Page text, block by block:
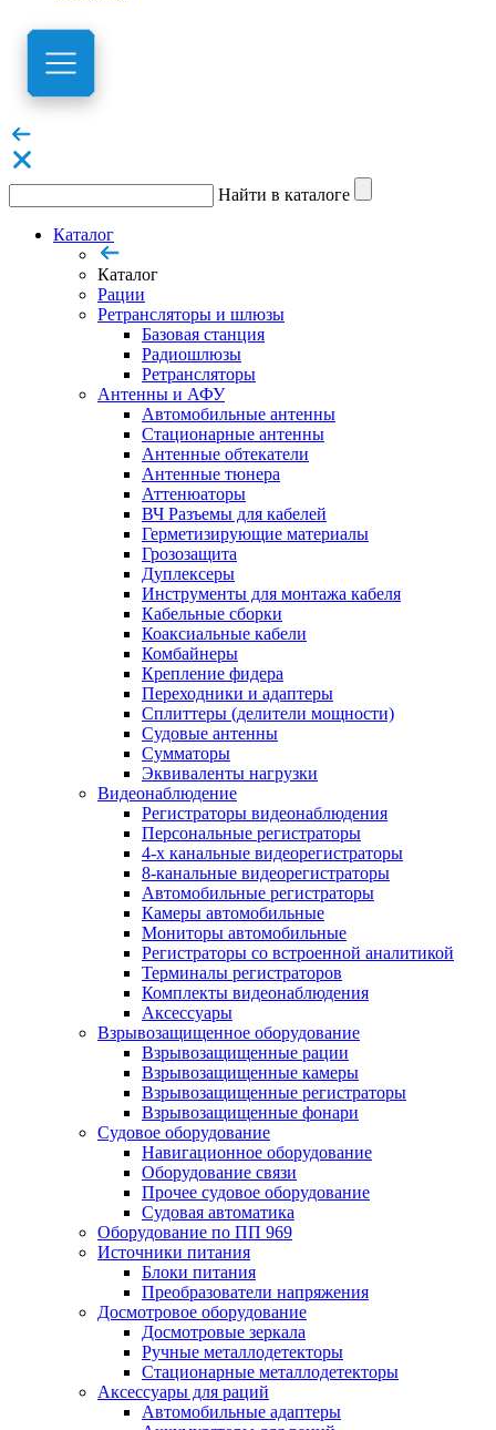
Найти в каталоге
Каталог
Каталог
Рации
Ретрансляторы и шлюзы
Базовая станция
Радиошлюзы
Ретрансляторы
Антенны и АФУ
Автомобильные антенны
Стационарные антенны
Антенные обтекатели
Антенные тюнера
Аттенюаторы
ВЧ Разъемы для кабелей
Герметизирующие материалы
Грозозащита
Дуплексеры
Инструменты для монтажа кабеля
Кабельные сборки
Коаксиальные кабели
Комбайнеры
Крепление фидера
Переходники и адаптеры
Сплиттеры (делители мощности)
Судовые антенны
Сумматоры
Эквиваленты нагрузки
Видеонаблюдение
Регистраторы видеонаблюдения
Персональные регистраторы
4-х канальные видеорегистраторы
8-канальные видеорегистраторы
Автомобильные регистраторы
Камеры автомобильные
Мониторы автомобильные
Регистраторы со встроенной аналитикой
Терминалы регистраторов
Комплекты видеонаблюдения
Аксессуары
Взрывозащищенное оборудование
Взрывозащищенные рации
Взрывозащищенные камеры
Взрывозащищенные регистраторы
Взрывозащищенные фонари
Судовое оборудование
Навигационное оборудование
Оборудование связи
Прочее судовое оборудование
Судовая автоматика
Оборудование по ПП 969
Источники питания
Блоки питания
Преобразователи напряжения
Досмотровое оборудование
Досмотровые зеркала
Ручные металлодетекторы
Стационарные металлодетекторы
Аксессуары для раций
Автомобильные адаптеры